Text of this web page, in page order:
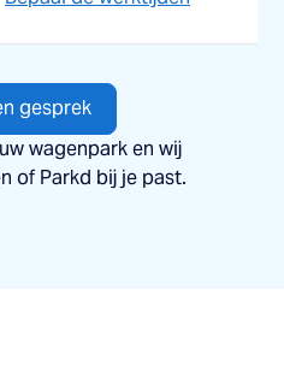
gesprek
wagenpark en wij
of Parkd bij je past.